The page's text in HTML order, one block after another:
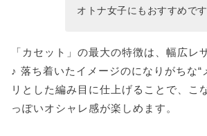
オトナ女子にもおすすめで
「カセット」の最大の特徴は、幅広レ
♪ 落ち着いたイメージのになりがちな“
リとした編み目に仕上げることで、こ
っぽいオシャレ感が楽しめます。